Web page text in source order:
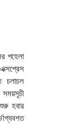
পহেলা
চলাচল
হবার